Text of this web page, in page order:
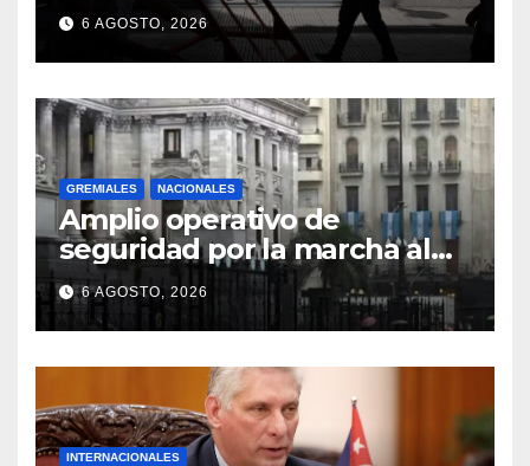
6 AGOSTO, 2026
GREMIALES NACIONALES
Amplio operativo de
seguridad por la marcha al
Congreso: el mapa de los
cortes y desvíos
6 AGOSTO, 2026
INTERNACIONALES